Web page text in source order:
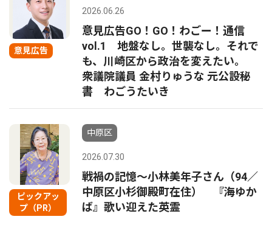
意見広告
2026.06.26
意見広告GO！GO！わごー！通信
vol.1 地盤なし。世襲なし。それで
も、川崎区から政治を変えたい。
衆議院議員 金村りゅうな 元公設秘
書 わごうたいき
ピックアッ
プ（PR）
中原区
2026.07.30
戦禍の記憶〜小林美年子さん（94／
中原区小杉御殿町在住） 『海ゆか
ば』歌い迎えた英霊